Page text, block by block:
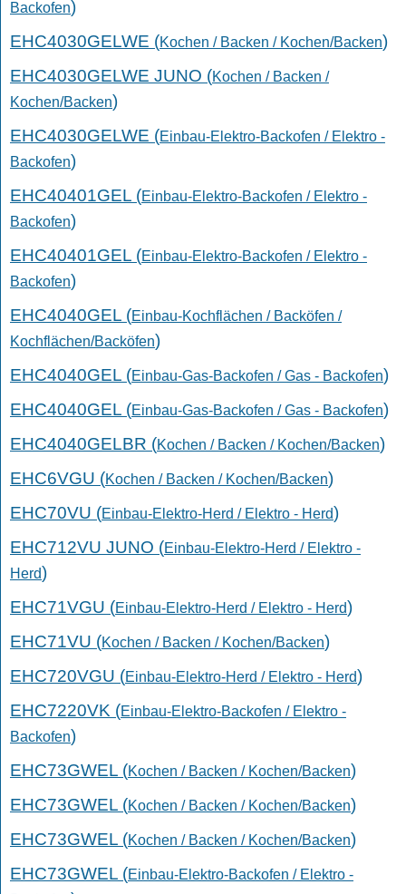
Backofen)
EHC4030GELWE (Kochen / Backen / Kochen/Backen)
EHC4030GELWE JUNO (Kochen / Backen /
Kochen/Backen)
EHC4030GELWE (Einbau-Elektro-Backofen / Elektro -
Backofen)
EHC40401GEL (Einbau-Elektro-Backofen / Elektro -
Backofen)
EHC40401GEL (Einbau-Elektro-Backofen / Elektro -
Backofen)
EHC4040GEL (Einbau-Kochflächen / Backöfen /
Kochflächen/Backöfen)
EHC4040GEL (Einbau-Gas-Backofen / Gas - Backofen)
EHC4040GEL (Einbau-Gas-Backofen / Gas - Backofen)
EHC4040GELBR (Kochen / Backen / Kochen/Backen)
EHC6VGU (Kochen / Backen / Kochen/Backen)
EHC70VU (Einbau-Elektro-Herd / Elektro - Herd)
EHC712VU JUNO (Einbau-Elektro-Herd / Elektro -
Herd)
EHC71VGU (Einbau-Elektro-Herd / Elektro - Herd)
EHC71VU (Kochen / Backen / Kochen/Backen)
EHC720VGU (Einbau-Elektro-Herd / Elektro - Herd)
EHC7220VK (Einbau-Elektro-Backofen / Elektro -
Backofen)
EHC73GWEL (Kochen / Backen / Kochen/Backen)
EHC73GWEL (Kochen / Backen / Kochen/Backen)
EHC73GWEL (Kochen / Backen / Kochen/Backen)
EHC73GWEL (Einbau-Elektro-Backofen / Elektro -